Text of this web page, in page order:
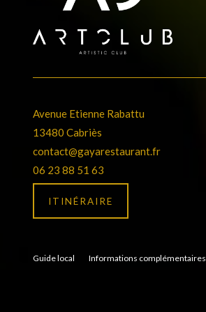
Avenue Etienne Rabattu
13480 Cabriès
contact@gayarestaurant.fr
06 23 88 51 63
ITINÉRAIRE
Guide local Informations complémentaires